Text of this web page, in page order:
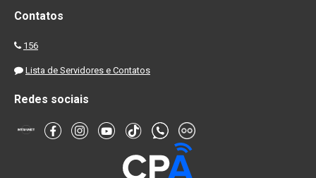
Contatos
156
Lista de Servidores e Contatos
Redes sociais